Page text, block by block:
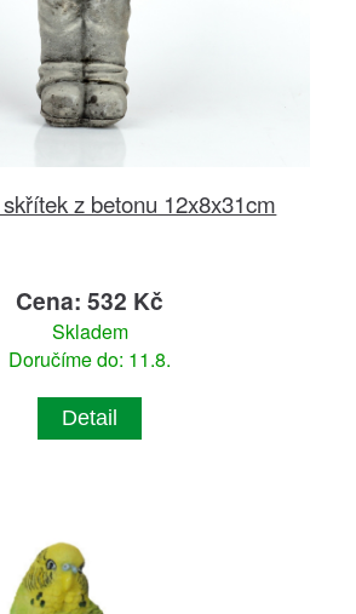
z betonu 12x8x31cm
Cena: 532 Kč
Skladem
Doručíme do: 11.8.
Detail